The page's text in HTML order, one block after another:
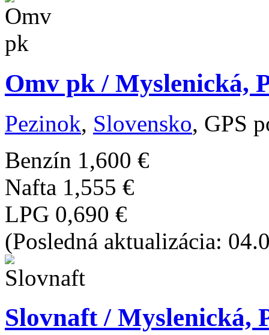
Omv pk / Myslenická,
Pezinok, Slovensko, GPS
Benzín 1,600 €
Nafta 1,555 €
LPG 0,690 €
(Posledná aktualizácia:
Slovnaft / Myslenická,